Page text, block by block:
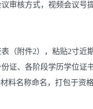
审核方式，视频会议号
（附件2），粘贴2寸
证、各阶段学历学位证
料名称命名，打包于资